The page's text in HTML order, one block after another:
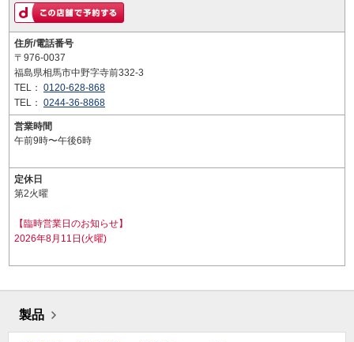
住所/電話番号
〒976-0037
福島県相馬市中野字寺前332-3
TEL： 0120-628-868
TEL： 0244-36-8868
営業時間
午前9時〜午後6時
定休日
第2火曜
【臨時営業日のお知らせ】
2026年8月11日(火曜)
製品